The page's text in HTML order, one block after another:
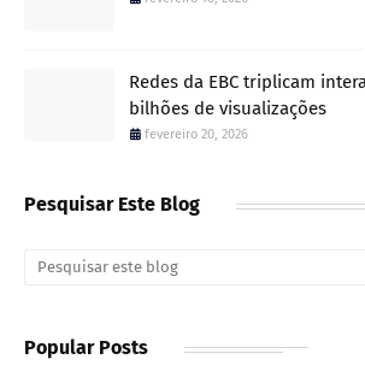
Redes da EBC triplicam
bilhões de visualizações
fevereiro 20, 2026
Pesquisar Este Blog
Popular Posts